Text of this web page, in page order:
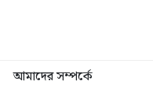
আমাদের সম্পর্কে